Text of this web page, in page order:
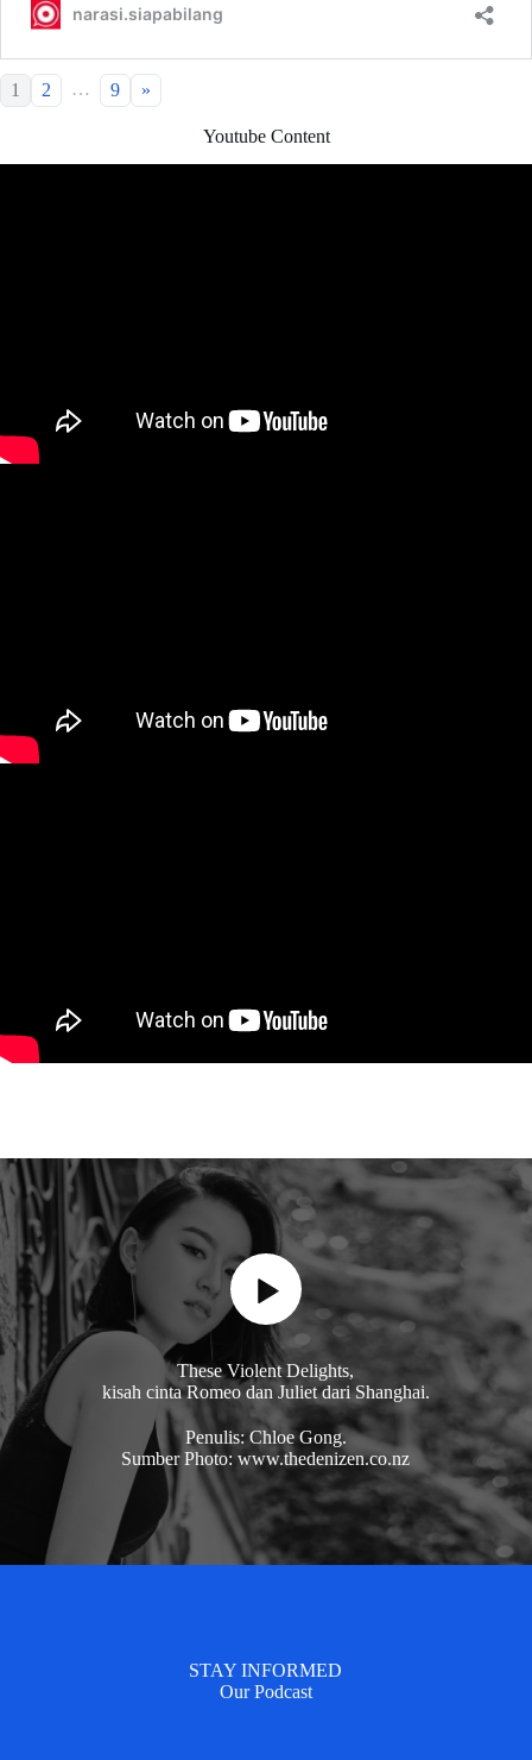
1 2 … 9 »
Youtube Content
These Violent Delights,
kisah cinta Romeo dan Juliet dari Shanghai.
Penulis: Chloe Gong.
Sumber Photo: www.thedenizen.co.nz
STAY INFORMED
Our Podcast